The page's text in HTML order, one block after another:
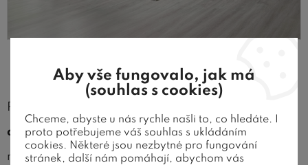
Kvalitní materiál a odolné ABS hrany
Postel HUGO je vyrobena z
dřevotřísky o síle 25 mm,18 mm (úložný box)
nabízí možnost výběru zvíce barevných dezénů
Aby vše fungovalo, jak má
(souhlas s cookies)
Chceme, abyste u nás rychle našli to, co hledáte. I
proto potřebujeme váš souhlas s ukládáním
cookies. Některé jsou nezbytné pro fungování
stránek, další nám pomáhají, abychom vás